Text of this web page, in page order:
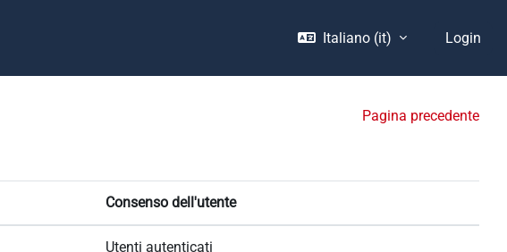
Italiano ‎(it)‎ Login
Pagina precedente
Consenso dell'utente
Utenti autenticati